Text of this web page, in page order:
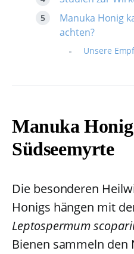
Manuka Honig
achten?
Unsere
Manuka
Südseemyrte
Die besonderen
Honigs hängen mit
Leptospermum
Bienen sammeln den